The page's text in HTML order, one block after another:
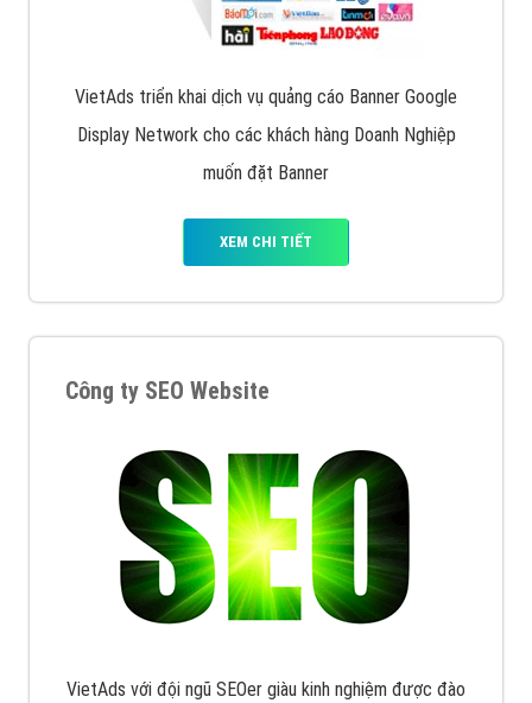
VietAds triển khai dịch vụ quảng cáo Banner Google
Display Network cho các khách hàng Doanh Nghiệp
muốn đặt Banner
XEM CHI TIẾT
Công ty SEO Website
VietAds với đội ngũ SEOer giàu kinh nghiệm được đào